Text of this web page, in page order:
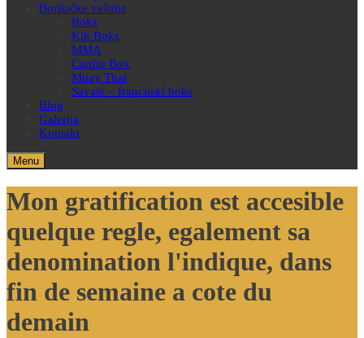
Borilačke veštine
Boks
Kik Boks
MMA
Cardio Box
Muay Thai
Savate – francuski boks
Blog
Galerija
Kontakt
Menu
Mon gratification est accesible
quelque regle, egalement sa
denomination l'indique, dans
fin de semaine a cote du
demain